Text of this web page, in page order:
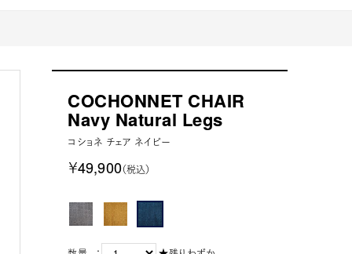
COCHONNET CHAIR
Navy Natural Legs
コショネ チェア ネイビー
￥49,900（税込）